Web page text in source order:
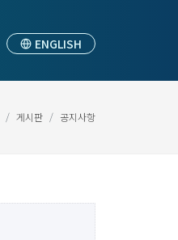
ENGLISH
게시판 공지사항